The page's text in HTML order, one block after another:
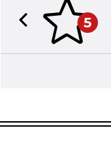
5
Previous slide